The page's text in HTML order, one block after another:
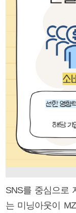
SNS를 중심으로
는 미닝아웃이